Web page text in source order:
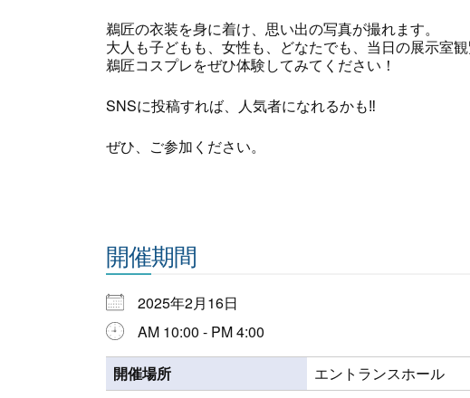
鵜匠の衣装を身に着け、思い出の写真が撮れます。
大人も子どもも、女性も、どなたでも、当日の展示室
鵜匠コスプレをぜひ体験してみてください！
SNSに投稿すれば、人気者になれるかも‼
ぜひ、ご参加ください。
開催期間
2025年2月16日
AM 10:00 - PM 4:00
開催場所
エントランスホール